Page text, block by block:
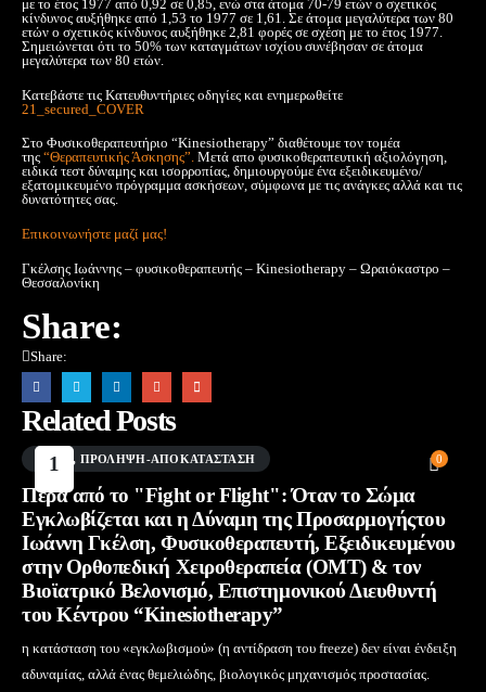
με το έτος 1977 από 0,92 σε 0,85, ενώ στα άτομα 70-79 ετών ο σχετικός
κίνδυνος αυξήθηκε από 1,53 το 1977 σε 1,61. Σε άτομα μεγαλύτερα των 80
ετών ο σχετικός κίνδυνος αυξήθηκε 2,81 φορές σε σχέση με το έτος 1977.
Σημειώνεται ότι το 50% των καταγμάτων ισχίου συνέβησαν σε άτομα
μεγαλύτερα των 80 ετών.
Κατεβάστε τις Κατευθυντήριες οδηγίες και ενημερωθείτε
21_secured_COVER
Στο Φυσικοθεραπευτήριο “Kinesiotherapy” διαθέτουμε τον τομέα
της “Θεραπευτικής Άσκησης”. Μετά απο φυσικοθεραπευτική αξιολόγηση,
ειδικά τεστ δύναμης και ισορροπίας, δημιουργούμε ένα εξειδικευμένο/
εξατομικευμένο πρόγραμμα ασκήσεων, σύμφωνα με τις ανάγκες αλλά και τις
δυνατότητες σας.
Επικοινωνήστε μαζί μας!
Γκέλσης Ιωάννης – φυσικοθεραπευτής – Kinesiotherapy – Ωραιόκαστρο –
Θεσσαλονίκη
Share:
Share:
Related Posts
1 0
BLOG , ΠΡΌΛΗΨΗ-ΑΠΟΚΑΤΆΣΤΑΣΗ
Πέρα από το "Fight or Flight": Όταν το Σώμα
Εγκλωβίζεται και η Δύναμη της Προσαρμογήςτου
Ιωάννη Γκέλση, Φυσικοθεραπευτή, Εξειδικευμένου
στην Ορθοπεδική Χειροθεραπεία (OMT) & τον
Βιοϊατρικό Βελονισμό, Επιστημονικού Διευθυντή
του Κέντρου “Kinesiotherapy”
η κατάσταση του «εγκλωβισμού» (η αντίδραση του freeze) δεν είναι ένδειξη
αδυναμίας, αλλά ένας θεμελιώδης, βιολογικός μηχανισμός προστασίας.